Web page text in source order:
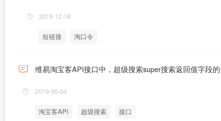
2018-12-18
短链接 淘口令
维易淘宝客API接口中，超级搜索super搜索返回值字段
2019-06-04
淘宝客API 超级搜索 接口